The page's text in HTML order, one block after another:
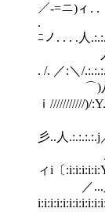
／-=ニ)
.
ﾆノ. . . .
人
. /. ／:＼/
⌒)八
ｉ
个
彡..人
／}⌒＼
ィi〔
／...人